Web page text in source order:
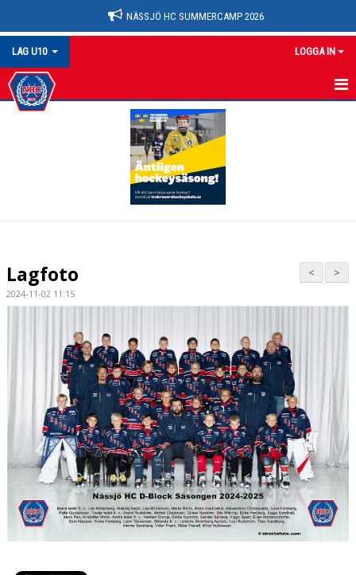
NÄSSJÖ HC SUMMERCAMP 2026
LAG U10 LOGGA IN
U10
BILDGALLERI
>
<
Lagfoto
2024-11-02 11:15